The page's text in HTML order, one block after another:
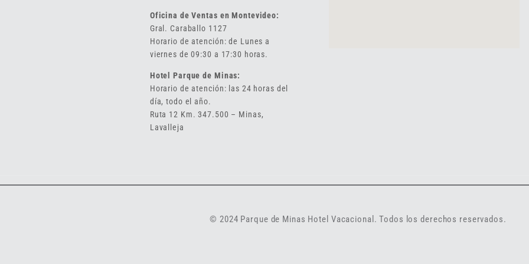
Oficina de Ventas en Montevideo:
Gral. Caraballo 1127
Horario de atención: de Lunes a
viernes de 09:30 a 17:30 horas.
Hotel Parque de Minas:
Horario de atención: las 24 horas del
día, todo el año.
Ruta 12 Km. 347.500 – Minas,
Lavalleja
© 2024 Parque de Minas Hotel Vacacional. Todos los derechos reservados.